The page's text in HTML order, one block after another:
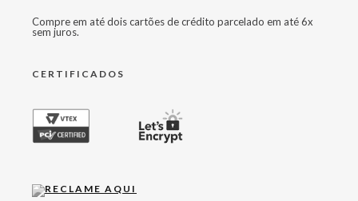
Compre em até dois cartões de crédito parcelado em até 6x
sem juros.
CERTIFICADOS